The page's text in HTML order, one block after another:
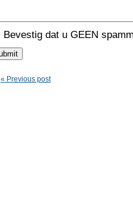
Bevestig dat u GEEN
« Previous post